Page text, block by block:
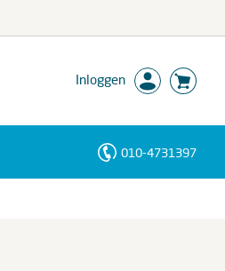
Inloggen
010-4731397